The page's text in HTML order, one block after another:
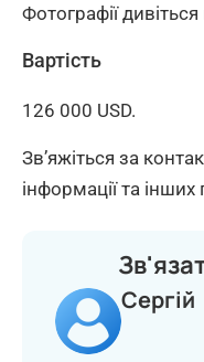
Фотографії дивіться
Вартість
126 000 USD.
Зв’яжіться за
інформації та
Сергій